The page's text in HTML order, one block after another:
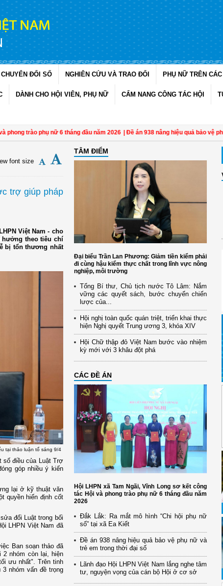
CHUYỂN ĐỔI SỐ NGHIÊN CỨU VÀ TRAO ĐỔI PHỤ NỮ TRÊN
DÀNH CHO HỘI VIÊN, PHỤ NỮ CẨM NANG CÔNG TÁC HỘI
trào phụ nữ 6 tháng đầu năm 2026 | Đề án 938 nâng hiệu quả bảo vệ phụ nữ
font size
trợ giúp pháp
Việt Nam - cho
hưởng theo tiêu chí
bị tổn thương nhất
tại thảo luận tổ sáng 9/4
số điều của Luật Trợ
góp nhiều ý kiến
lại ở kỹ thuật văn
quyền hiến định cốt
đổi Luật trong bối
LHPN Việt Nam đã
Ban soạn thảo đã
nhóm còn lại, hiện
ưu nhất". Trên tinh
nhóm vấn đề trọng
TÂM ĐIỂM
Đại biểu Trần Lan Phương: Giảm tiền kiểm phải
đi cùng hậu kiểm thực chất trong lĩnh vực nông
nghiệp, môi trường
Tổng Bí thư, Chủ tịch nước Tô Lâm: Nắm
vững các quyết sách, bước chuyển chiến
lược của...
Hội nghị toàn quốc quán triệt, triển khai thực
hiện Nghị quyết Trung ương 3, khóa XIV
Hội Chữ thập đỏ Việt Nam bước vào nhiệm
kỳ mới với 3 khâu đột phá
CÁC ĐỀ ÁN
Hội LHPN xã Tam Ngãi, Vĩnh Long sơ kết công
tác Hội và phong trào phụ nữ 6 tháng đầu năm
2026
Đắk Lắk: Ra mắt mô hình “Chi hội phụ nữ
số” tại xã Ea Kiết
Đề án 938 nâng hiệu quả bảo vệ phụ nữ và
trẻ em trong thời đại số
Lãnh đạo Hội LHPN Việt Nam lắng nghe tâm
tư, nguyện vọng của cán bộ Hội ở cơ sở